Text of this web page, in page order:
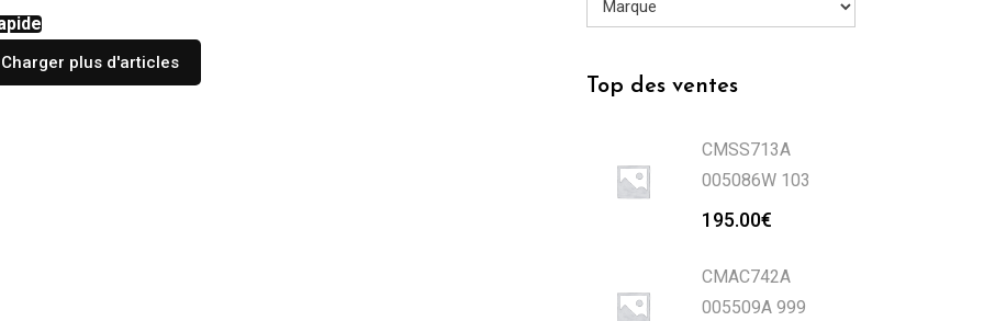
Charger plus d'articles
Top des ventes
CMSS713A
005086W 103
195.00€
CMAC742A
005509A 999